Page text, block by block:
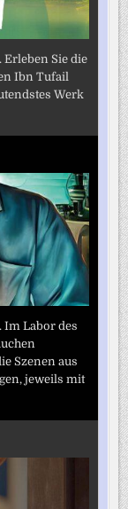
Erleben Sie die
Ibn Tufail
Werk
Im Labor des
Szenen aus
jeweils mit